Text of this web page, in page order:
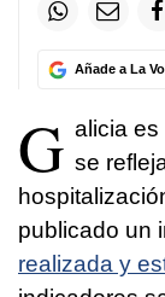
Añade a La
G alicia
se
publicado un
realizada y